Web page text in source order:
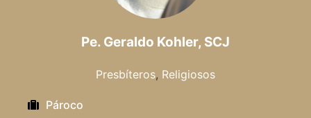
Pe. Geraldo Kohler, SCJ
Presbíteros, Religiosos
Pároco